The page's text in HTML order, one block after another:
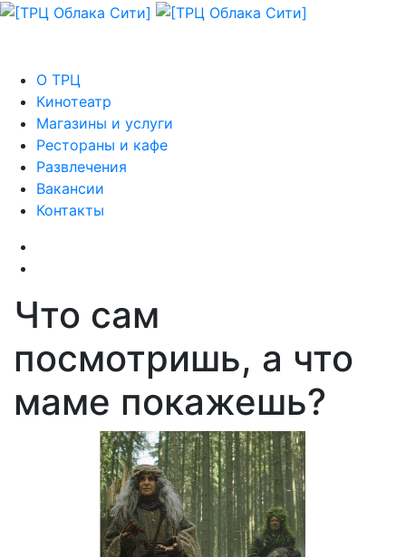
О ТРЦ
Кинотеатр
Магазины и услуги
Рестораны и кафе
Развлечения
Вакансии
Контакты
Что сам
посмотришь, а что
маме покажешь?